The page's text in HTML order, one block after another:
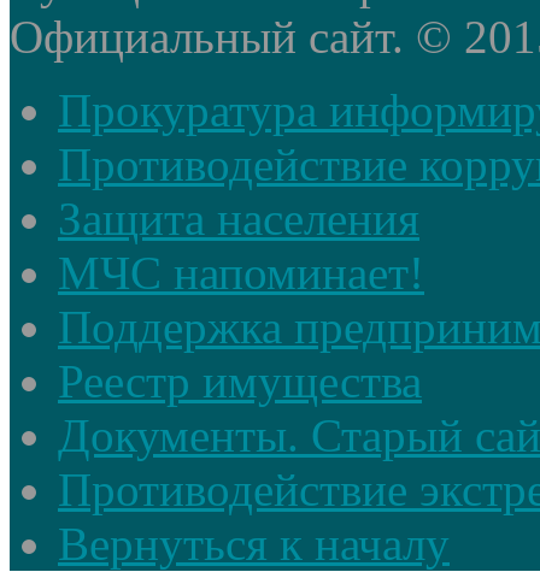
Официальный сайт. ©
Прокуратура
Противодействие
Защита населения
МЧС напоминает!
Поддержка
Реестр имущества
Документы. Старый
Противодействие
Вернуться к началу